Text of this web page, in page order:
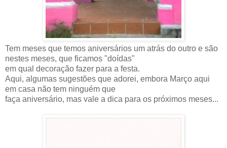
Tem meses que temos aniversários um atrás do outro e são
nestes meses, que ficamos "doídas"
em qual decoração fazer para a festa.
Aqui, algumas sugestões que adorei, embora Março aqui
em casa não tem ninguém que
faça aniversário, mas vale a dica para os próximos meses...